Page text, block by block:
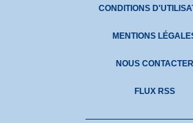
CONDITIONS
MENTIONS
NOUS CONTACTER
FLUX RSS